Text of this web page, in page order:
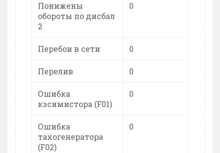
Понижены
обороты по дисбал
2
0
Перебои в сети 0
Перелив 0
Ошибка
кзсимистора (F01)
0
Ошибка
тахогенератора
(F02)
0